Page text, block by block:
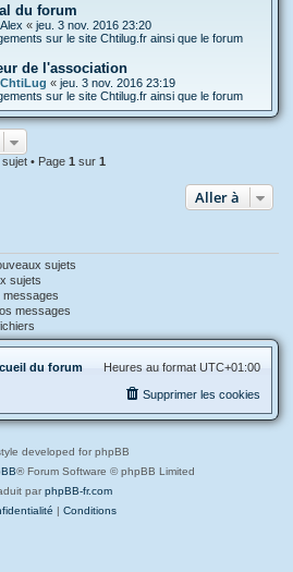
du forum
Alex « jeu. 3 nov. 2016 23:20
sur le site Chtilug.fr ainsi que le forum
de l'association
ChtiLug « jeu. 3 nov. 2016 23:19
sur le site Chtilug.fr ainsi que le forum
sujet • Page 1 sur 1
Aller à
sujets
sujets
messages
messages
du forum Heures au format UTC+01:00
Supprimer les cookies
developed for phpBB
® Forum Software © phpBB Limited
par phpBB-fr.com
| Conditions